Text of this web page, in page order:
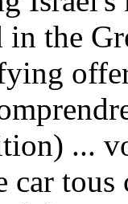
in the
...
tous